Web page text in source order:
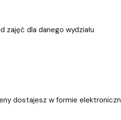
zajęć dla danego wydziału
dostajesz w formie